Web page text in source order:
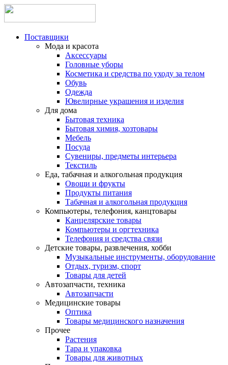
Поставщики
Мода и красота
Аксессуары
Головные уборы
Косметика и средства по уходу за телом
Обувь
Одежда
Ювелирные украшения и изделия
Для дома
Бытовая техника
Бытовая химия, хозтовары
Мебель
Посуда
Сувениры, предметы интерьера
Текстиль
Еда, табачная и алкогольная продукция
Овощи и фрукты
Продукты питания
Табачная и алкогольная продукция
Компьютеры, телефония, канцтовары
Канцелярские товары
Компьютеры и оргтехника
Телефония и средства связи
Детские товары, развлечения, хобби
Музыкальные инструменты, оборудование
Отдых, туризм, спорт
Товары для детей
Автозапчасти, техника
Автозапчасти
Медицинские товары
Оптика
Товары медицинского назначения
Прочее
Растения
Тара и упаковка
Товары для животных